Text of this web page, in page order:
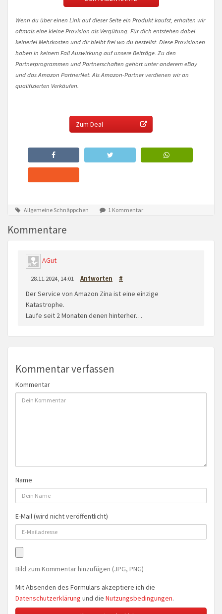
Wenn du über einen Link auf dieser Seite ein Produkt kaufst, erhalten wir
oftmals eine kleine Provision als Vergütung. Für dich entstehen dabei
keinerlei Mehrkosten und dir bleibt frei wo du bestellst. Diese Provisionen
haben in keinem Fall Auswirkung auf unsere Beiträge. Zu den
Partnerprogrammen und Partnerschaften gehört unter anderem eBay
und das Amazon PartnerNet. Als Amazon-Partner verdienen wir an
qualifizierten Verkäufen.
Zum Deal
Allgemeine Schnäppchen 1 Kommentar
Kommentare
AGut
28.11.2024, 14:01 Antworten #
Der Service von Amazon Zina ist eine einzige
Katastrophe.
Laufe seit 2 Monaten denen hinterher…
Kommentar verfassen
Kommentar
Name
E-Mail (wird nicht veröffentlicht)
Bild zum Kommentar hinzufügen (JPG, PNG)
Mit Absenden des Formulars akzeptiere ich die
Datenschutzerklärung und die Nutzungsbedingungen.